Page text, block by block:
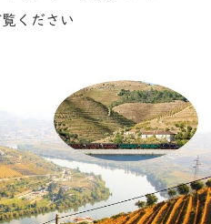
ください